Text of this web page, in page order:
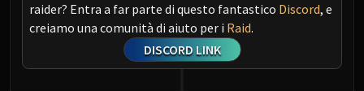
raider? Entra a far parte di questo fantastico Discord, e
creiamo una comunità di aiuto per i Raid.
DISCORD LINK